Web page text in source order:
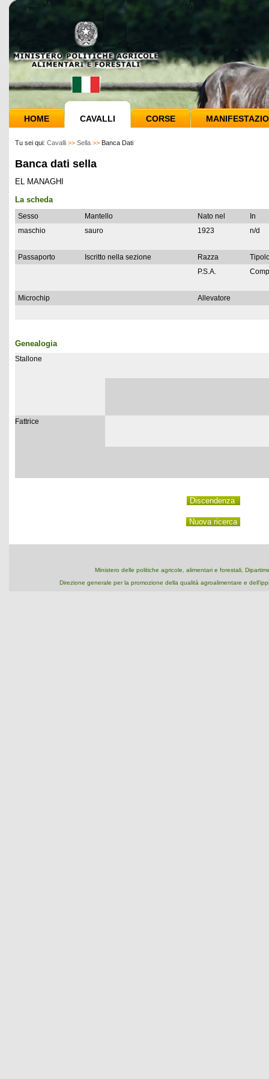
HOME CAVALLI CORSE
Tu sei qui: Cavalli >> Sella >> Banca Dati
Banca dati sella
EL MANAGHI
La scheda
Sesso Mantello Nato nel
In
maschio
sauro 1923 n/d
Passaporto Iscritto nella sezione Razza
P.S.A.
Microchip Allevatore
Genealogia
Stallone
Fattrice
Ministero delle politiche agricole, alimentari e forestali,
Direzione generale per la promozione della qualità agroalimentare e